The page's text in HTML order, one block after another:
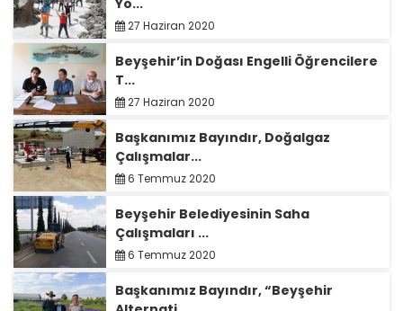
Yo...
27 Haziran 2020
Beyşehir’in Doğası Engelli Öğrencilere
T...
27 Haziran 2020
Başkanımız Bayındır, Doğalgaz
Çalışmalar...
6 Temmuz 2020
Beyşehir Belediyesinin Saha
Çalışmaları ...
6 Temmuz 2020
Başkanımız Bayındır, “Beyşehir